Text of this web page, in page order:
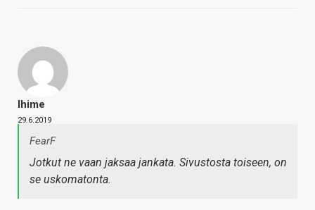
Ihime
29.6.2019
FearF
Jotkut ne vaan jaksaa jankata. Sivustosta toiseen, on
se uskomatonta.